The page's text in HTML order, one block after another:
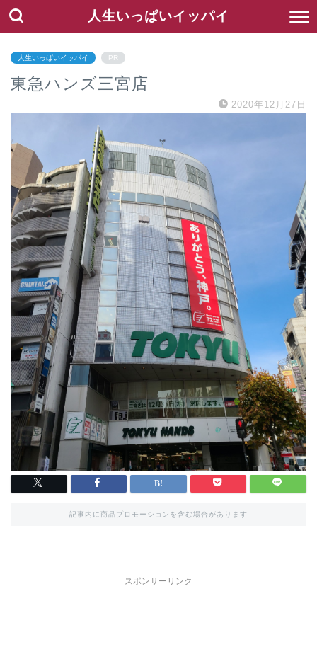
人生いっぱいイッパイ
人生いっぱいイッパイ PR
東急ハンズ三宮店
2020年12月27日
記事内に商品プロモーションを含む場合があります
スポンサーリンク